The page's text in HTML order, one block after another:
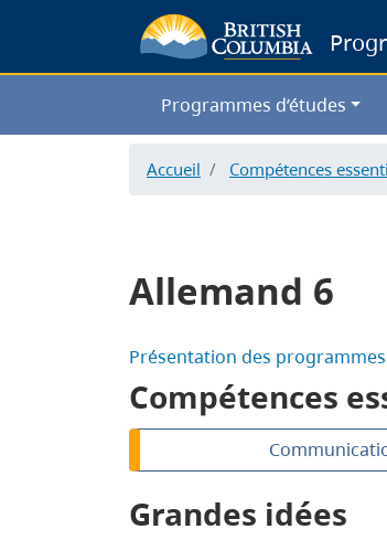
Programmes d’études
Accueil Compétences
Allemand 6
Présentation des programmes
Compétences
Grandes idées